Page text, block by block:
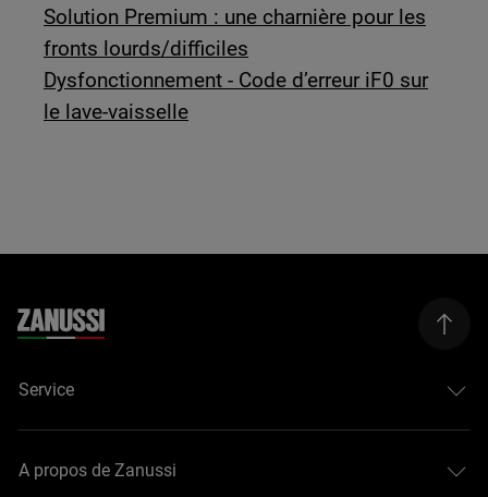
Solution Premium : une charnière pour les
fronts lourds/difficiles
Dysfonctionnement - Code d’erreur iF0 sur
le lave-vaisselle
Service
A propos de Zanussi